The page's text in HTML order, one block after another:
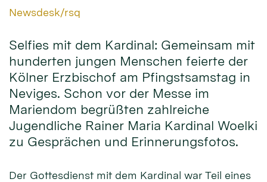
Von:
Newsdesk/rsq
Selfies mit dem Kardinal: Gemeinsam mit
hunderten jungen Menschen feierte der
Kölner Erzbischof am Pfingstsamstag in
Neviges. Schon vor der Messe im
Mariendom begrüßten zahlreiche
Jugendliche Rainer Maria Kardinal Woelki
zu Gesprächen und Erinnerungsfotos.
Der Gottesdienst mit dem Kardinal war Teil eines